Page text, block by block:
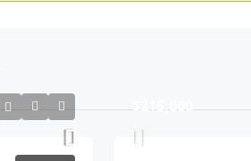
$215,000